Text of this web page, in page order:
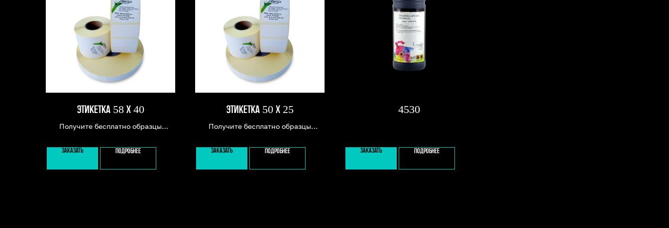
ЭТИКЕТКА 58 Х 40
Получите бесплатно образцы
ЗАКАЗАТЬ ПОДРОБНЕЕ
ЭТИКЕТКА 50 Х 25
Получите бесплатно образцы
ЗАКАЗАТЬ ПОДРОБНЕЕ
4530
ЗАКАЗАТЬ ПОДРОБНЕЕ